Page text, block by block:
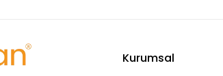
Kurumsal